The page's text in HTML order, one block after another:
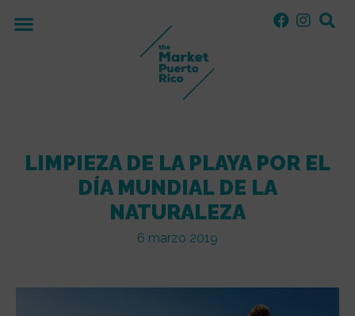
LIMPIEZA DE LA PLAYA POR EL
DÍA MUNDIAL DE LA
NATURALEZA
6 marzo 2019